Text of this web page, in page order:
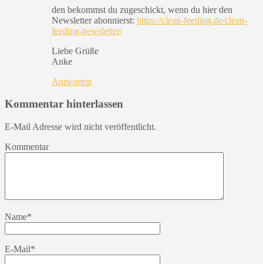
den bekommst du zugeschickt, wenn du hier den
Newsletter abonnierst: https://clean-feeding.de/clean-
feeding-newsletter/
Liebe Grüße
Anke
Antworten
Kommentar hinterlassen
E-Mail Adresse wird nicht veröffentlicht.
Kommentar
Name*
E-Mail*